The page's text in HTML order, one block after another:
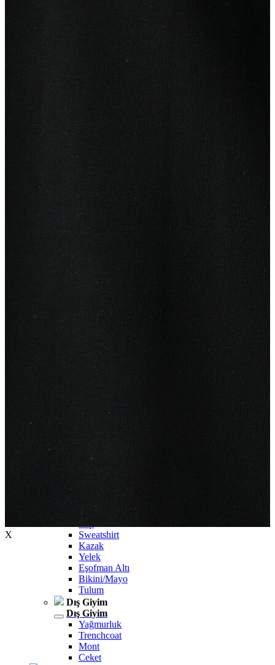
ERKEK
Ceket
T-shirt
Yaz Ürünleri
İndirimdekiler
Pantolon
Bluz
Sweatshirt
Kazak
Yelek
Eşofman Altı
Bikini/Mayo
Tulum
Dış Giyim
Dış Giyim
Yağmurluk
Trenchcoat
Mont
Ceket
X